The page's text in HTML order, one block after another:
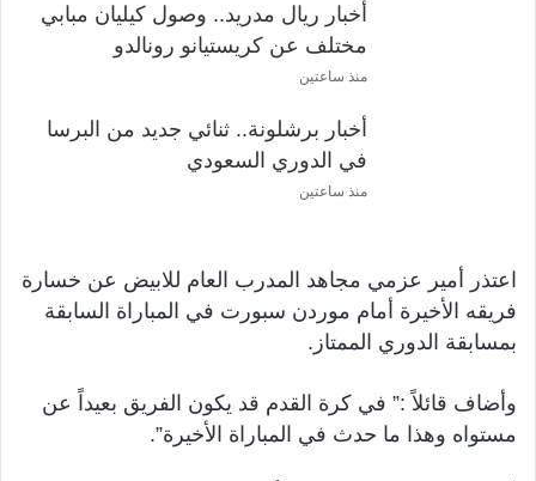
أخبار ريال مدريد.. وصول كيليان مبابي
مختلف عن كريستيانو رونالدو
منذ ساعتين
أخبار برشلونة.. ثنائي جديد من البرسا
في الدوري السعودي
منذ ساعتين
اعتذر أمير عزمي مجاهد المدرب العام للابيض عن خسارة
فريقه الأخيرة أمام موردن سبورت في المباراة السابقة
بمسابقة الدوري الممتاز.
وأضاف قائلاً :” في كرة القدم قد يكون الفريق بعيداً عن
مستواه وهذا ما حدث في المباراة الأخيرة”.